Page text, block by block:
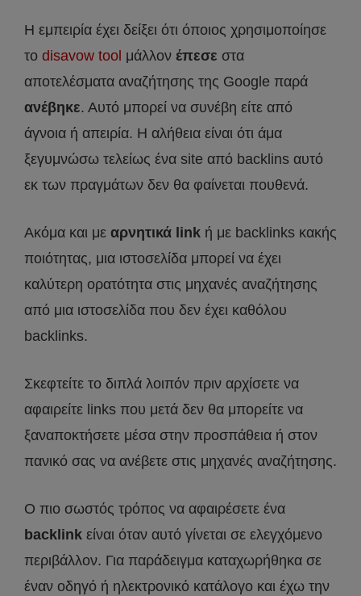
Η εμπειρία έχει δείξει ότι όποιος χρησιμοποίησε
το disavow tool μάλλον έπεσε στα
αποτελέσματα αναζήτησης της Google παρά
ανέβηκε. Αυτό μπορεί να συνέβη είτε από
άγνοια ή απειρία. Η αλήθεια είναι ότι άμα
ξεγυμνώσω τελείως ένα site από backlins αυτό
εκ των πραγμάτων δεν θα φαίνεται πουθενά.
Ακόμα και με αρνητικά link ή με backlinks κακής
ποιότητας, μια ιστοσελίδα μπορεί να έχει
καλύτερη ορατότητα στις μηχανές αναζήτησης
από μια ιστοσελίδα που δεν έχει καθόλου
backlinks.
Σκεφτείτε το διπλά λοιπόν πριν αρχίσετε να
αφαιρείτε links που μετά δεν θα μπορείτε να
ξαναποκτήσετε μέσα στην προσπάθεια ή στον
πανικό σας να ανέβετε στις μηχανές αναζήτησης.
Ο πιο σωστός τρόπος να αφαιρέσετε ένα
backlink είναι όταν αυτό γίνεται σε ελεγχόμενο
περιβάλλον. Για παράδειγμα καταχωρήθηκα σε
έναν οδηγό ή ηλεκτρονικό κατάλογο και έχω την